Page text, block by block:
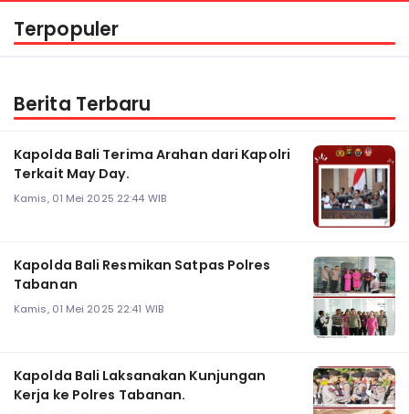
Terpopuler
Berita Terbaru
Kapolda Bali Terima Arahan dari Kapolri
Terkait May Day.
Kamis, 01 Mei 2025 22:44 WIB
Kapolda Bali Resmikan Satpas Polres
Tabanan
Kamis, 01 Mei 2025 22:41 WIB
Kapolda Bali Laksanakan Kunjungan
Kerja ke Polres Tabanan.